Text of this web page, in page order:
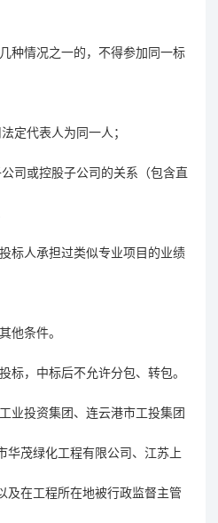
种情况之一的，不得参加同一标
定代表人为同一人；
司或控股子公司的关系（包含直
标人承担过类似专业项目 的业绩
他条件。
标，中标后不允许分包、转包。
业投资集团、连云港市工投集团
华茂绿化工程有限公司、江苏上
及在工程所在地被行政监督主管